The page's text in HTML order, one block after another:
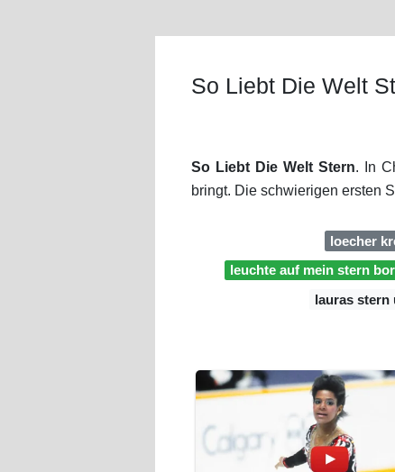
So Liebt Die Welt
So Liebt Die Welt Stern. In
bringt. Die schwierigen ersten
loecher
leuchte auf mein stern
lauras stern